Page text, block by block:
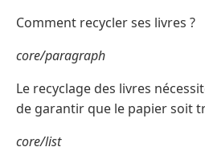
Comment recycler ses livres ?
core/paragraph
Le recyclage des livres
de garantir que le papier soit
core/list